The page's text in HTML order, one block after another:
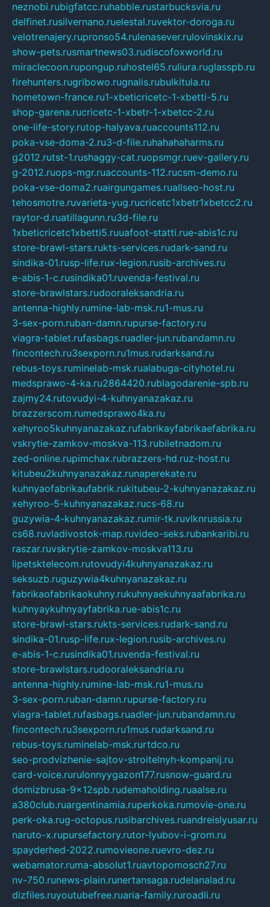
neznobi.rubigfatcc.ruhabble.rustarbucksvia.ru
delfinet.rusilvernano.ruelestal.ruvektor-doroga.ru
velotrenajery.rupronso54.rulenasever.rulovinskix.ru
show-pets.rusmartnews03.rudiscofoxworld.ru
miraclecoon.rupongup.ruhostel65.ruliura.ruglasspb.ru
firehunters.rugribowo.rugnalis.rubulkitula.ru
hometown-france.ru1-xbeticricetc-1-xbetti-5.ru
shop-garena.rucricetc-1-xbetr-1-xbetcc-2.ru
one-life-story.rutop-halyava.ruaccounts112.ru
poka-vse-doma-2.ru3-d-file.ruhahahaharms.ru
g2012.rutst-1.rushaggy-cat.ruopsmgr.ruev-gallery.ru
g-2012.ruops-mgr.ruaccounts-112.rucsm-demo.ru
poka-vse-doma2.ruairgungames.ruallseo-host.ru
tehosmotre.ruvarieta-yug.rucricetc1xbetr1xbetcc2.ru
raytor-d.ruatillagunn.ru3d-file.ru
1xbeticricetc1xbetti5.ruuafoot-statti.rue-abis1c.ru
store-brawl-stars.rukts-services.rudark-sand.ru
sindika-01.rusp-life.rux-legion.rusib-archives.ru
e-abis-1-c.rusindika01.ruvenda-festival.ru
store-brawlstars.rudooraleksandria.ru
antenna-highly.rumine-lab-msk.ru1-mus.ru
3-sex-porn.ruban-damn.rupurse-factory.ru
viagra-tablet.rufasbags.ruadler-jun.rubandamn.ru
fincontech.ru3sexporn.ru1mus.rudarksand.ru
rebus-toys.ruminelab-msk.rualabuga-cityhotel.ru
medsprawo-4-ka.ru2864420.rublagodarenie-spb.ru
zajmy24.rutovudyi-4-kuhnyanazakaz.ru
brazzerscom.rumedsprawo4ka.ru
xehyroo5kuhnyanazakaz.rufabrikayfabrikaefabrika.ru
vskrytie-zamkov-moskva-113.rubiletnadom.ru
zed-online.rupimchax.rubrazzers-hd.ruz-host.ru
kitubeu2kuhnyanazakaz.runaperekate.ru
kuhnyaofabrikaufabrik.rukitubeu-2-kuhnyanazakaz.ru
xehyroo-5-kuhnyanazakaz.rucs-68.ru
guzywia-4-kuhnyanazakaz.rumir-tk.ruvlknrussia.ru
cs68.ruvladivostok-map.ruvideo-seks.rubankaribi.ru
raszar.ruvskrytie-zamkov-moskva113.ru
lipetsktelecom.rutovudyi4kuhnyanazakaz.ru
seksuzb.ruguzywia4kuhnyanazakaz.ru
fabrikaofabrikaokuhny.rukuhnyaekuhnyaafabrika.ru
kuhnyaykuhnyayfabrika.rue-abis1c.ru
store-brawl-stars.rukts-services.rudark-sand.ru
sindika-01.rusp-life.rux-legion.rusib-archives.ru
e-abis-1-c.rusindika01.ruvenda-festival.ru
store-brawlstars.rudooraleksandria.ru
antenna-highly.rumine-lab-msk.ru1-mus.ru
3-sex-porn.ruban-damn.rupurse-factory.ru
viagra-tablet.rufasbags.ruadler-jun.rubandamn.ru
fincontech.ru3sexporn.ru1mus.rudarksand.ru
rebus-toys.ruminelab-msk.rurtdco.ru
seo-prodvizhenie-sajtov-stroitelnyh-kompanij.ru
card-voice.rurulonnyygazon177.rusnow-guard.ru
domizbrusa-9x12spb.rudemaholding.ruaalse.ru
a380club.ruargentinamia.ruperkoka.rumovie-one.ru
perk-oka.rug-octopus.rusibarchives.ruandreislyusar.ru
naruto-x.rupursefactory.rutor-lyubov-i-grom.ru
spayderhed-2022.rumovieone.ruevro-dez.ru
webamator.ruma-absolut1.ruavtopomosch27.ru
nv-750.runews-plain.runertansaga.rudelanalad.ru
dizfiles.ruyoutubefree.ruaria-family.ruroadli.ru